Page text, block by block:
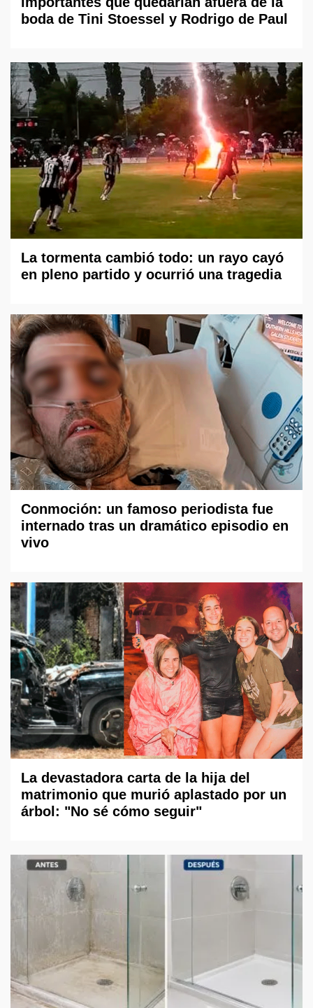
boda de Tini Stoessel y Rodrigo de Paul
La tormenta cambió todo: un rayo cayó
en pleno partido y ocurrió una tragedia
Conmoción: un famoso periodista fue
internado tras un dramático episodio en
vivo
La devastadora carta de la hija del
matrimonio que murió aplastado por un
árbol: "No sé cómo seguir"